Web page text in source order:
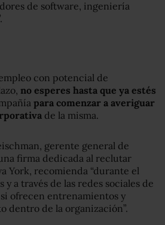
de software, ingeniería
con potencial de
no esperes hasta que ya estés
para comenzar a averiguar
de la misma.
gerente general de
firma dedicada al reclutar
York, recomienda “durante el
a través de las redes sociales de
ofrecen entrenamientos y
dentro de la organización”.